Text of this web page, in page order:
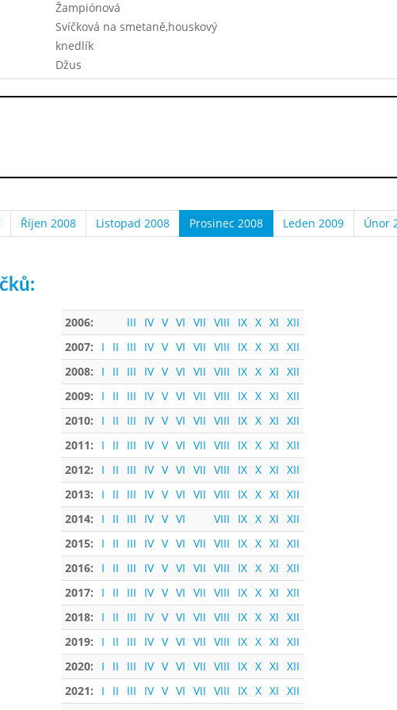
Žampiónová
Svíčková na smetaně,houskový
knedlík
Džus
Říjen 2008 Listopad 2008 Prosinec 2008 Leden 2009 Únor
2006: III IV V VI VII VIII IX X XI XII
2007:
I II III IV V VI VII VIII IX X XI XII
2008:
I II III IV V VI VII VIII IX X XI XII
2009:
I II III IV V VI VII VIII IX X XI XII
2010:
I II III IV V VI VII VIII IX X XI XII
2011:
I II III IV V VI VII VIII IX X XI XII
2012:
I II III IV V VI VII VIII IX X XI XII
2013:
I II III IV V VI VII VIII IX X XI XII
2014:
I II III IV V VI VIII IX X XI XII
2015:
I II III IV V VI VII VIII IX X XI XII
2016:
I II III IV V VI VII VIII IX X XI XII
2017:
I II III IV V VI VII VIII IX X XI XII
2018:
I II III IV V VI VII VIII IX X XI XII
2019:
I II III IV V VI VII VIII IX X XI XII
2020:
I II III IV V VI VII VIII IX X XI XII
2021:
I II III IV V VI VII VIII IX X XI XII